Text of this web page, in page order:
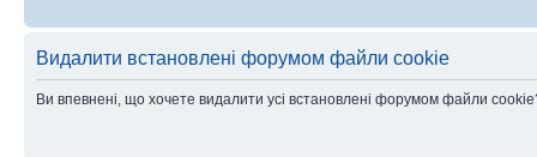
Видалити встановлені форумом файли cookie
Ви впевнені, що хочете видалити усі встановлені форумом файли